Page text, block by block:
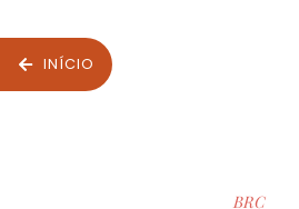
INÍCIO
BRC